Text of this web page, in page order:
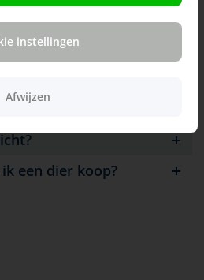
dieren: algemene
dieren: wetgeving over
een dier koop?
instellingen
Afwijzen